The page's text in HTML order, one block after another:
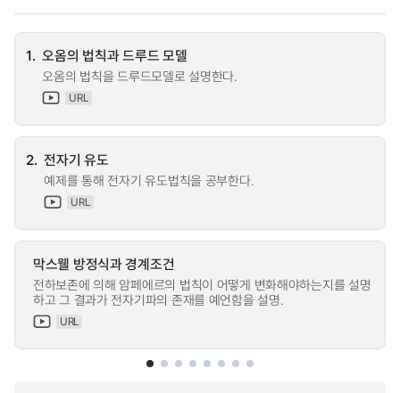
1. 오옴의 법칙과 드루드 모델
오옴의 법칙을 드루드모델로 설명한다.
URL
2. 전자기 유도
예제를 통해 전자기 유도법칙을 공부한다.
URL
막스웰 방정식과 경계조건
전하보존에 의해 암페에르의 법칙이 어떻게 변화해야하는지를 설명
하고 그 결과가 전자기파의 존재를 예언함을 설명.
URL